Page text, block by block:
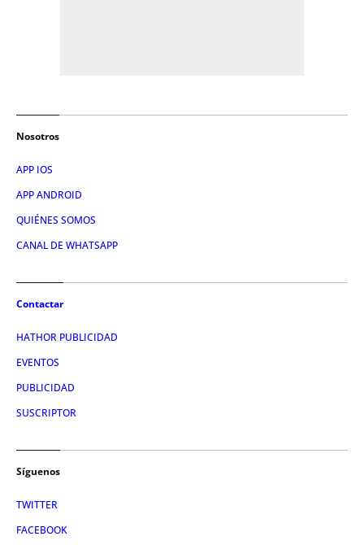
Nosotros
APP IOS
APP ANDROID
QUIÉNES SOMOS
CANAL DE WHATSAPP
Contactar
HATHOR PUBLICIDAD
EVENTOS
PUBLICIDAD
SUSCRIPTOR
Síguenos
TWITTER
FACEBOOK